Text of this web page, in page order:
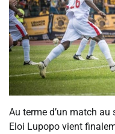
Au terme d’un match au
Eloi Lupopo vient